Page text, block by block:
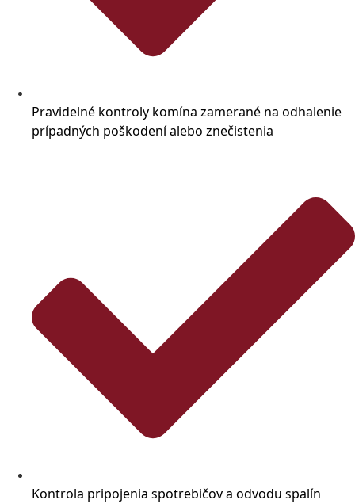
Pravidelné kontroly komína zamerané na odhalenie
prípadných poškodení alebo znečistenia
Kontrola pripojenia spotrebičov a odvodu spalín